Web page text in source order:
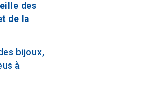
des
de la
bijoux,
à